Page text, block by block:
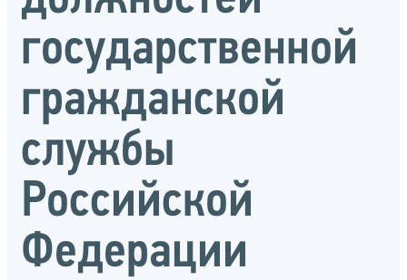
государственной
гражданской
службы
Российской
Федерации